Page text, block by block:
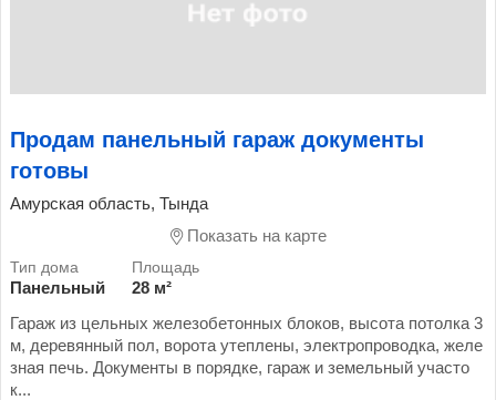
Продам панельный гараж документы
готовы
Амурская область, Тында
Показать на карте
Панельный
28 м²
Гараж из цельных железобетонных блоков, высота потолка 3
м, деревянный пол, ворота утеплены, электропроводка, желе
зная печь. Документы в порядке, гараж и земельный участо
к...